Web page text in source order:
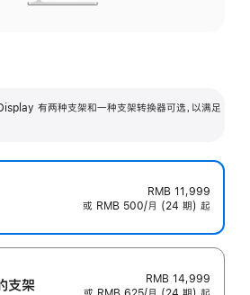
有两种支架和一种支架转换器可选，以满足
RMB 11,999
或 RMB 500/月 (24 期) 起
支‍架
RMB 14,999